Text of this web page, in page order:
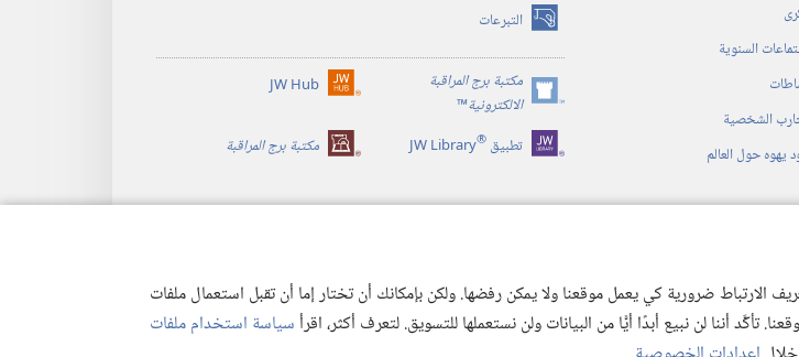
ضرورية كي يعمل موقعنا ولا يمكن رفضها. ولكن بإمكانك أن تختار إما أن تقبل استعمال ملفات
أننا لن نبيع أبدًا أيًّا من البيانات ولن نستعملها للتسويق. لتعرف أكثر، اقرأسياسة استخدام ملفات
السنوية
الشخصية
يهوه حول العالم
التبرعات (يفتح
نافذة
جديدة) مكتبة برج المراقبة
الالكترونية™
(يفتح
نافذة
جديدة)
JW Hub (يفتح
جديدة)
تطبيق ®
JW Library مكتبة برج المراقبة